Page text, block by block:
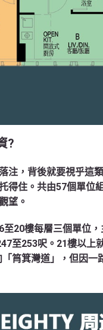
?
注，背後就要視乎這
得住。共由57個單位
望。
20樓每層三個單位
至253呎。21樓以上
筲箕灣道」，但因